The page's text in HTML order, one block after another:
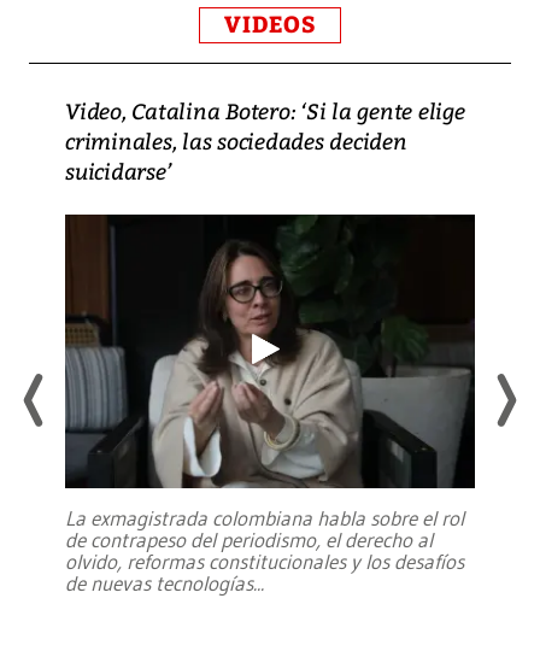
VIDEOS
Video, Catalina Botero: ‘Si la gente elige
criminales, las sociedades deciden
suicidarse’
La exmagistrada colombiana habla sobre el rol
de contrapeso del periodismo, el derecho al
olvido, reformas constitucionales y los desafíos
de nuevas tecnologías...